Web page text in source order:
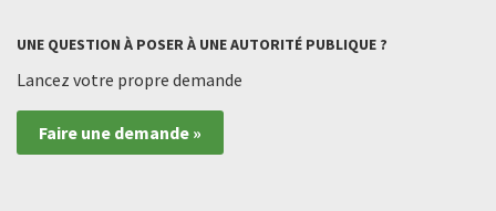
UNE QUESTION À POSER À UNE AUTORITÉ PUBLIQUE ?
Lancez votre propre demande
Faire une demande »